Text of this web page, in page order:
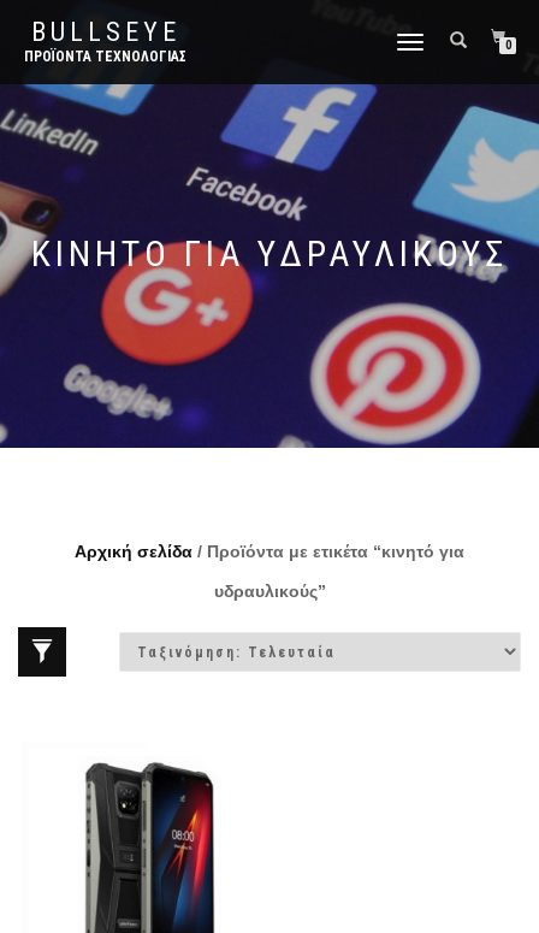
BULLSEYE
ΠΡΟΪΌΝΤΑ ΤΕΧΝΟΛΟΓΊΑΣ
ΕΝΑΛΛΑΓΉ
0
ΚΙΝΗΤΌ ΓΙΑ ΥΔΡΑΥΛΙΚΟΎΣ
Αρχική σελίδα / Προϊόντα με ετικέτα “κινητό για
υδραυλικούς”